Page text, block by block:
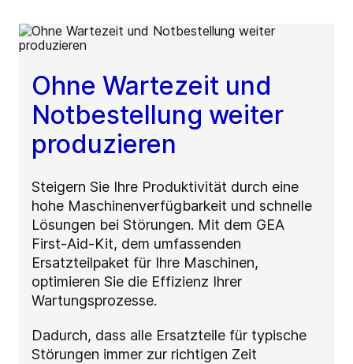
Ohne Wartezeit und
Notbestellung weiter
produzieren
Steigern Sie Ihre Produktivität durch eine
hohe Maschinenverfügbarkeit und schnelle
Lösungen bei Störungen. Mit dem GEA
First-Aid-Kit, dem umfassenden
Ersatzteilpaket für Ihre Maschinen,
optimieren Sie die Effizienz Ihrer
Wartungsprozesse.
Dadurch, dass alle Ersatzteile für typische
Störungen immer zur richtigen Zeit